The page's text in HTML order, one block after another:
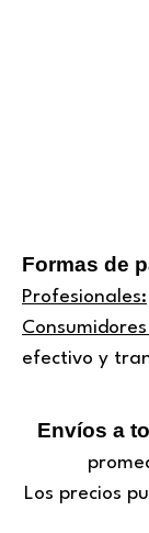
Formas de
Profesionales:
efectivo y
Envíos a
Los precios